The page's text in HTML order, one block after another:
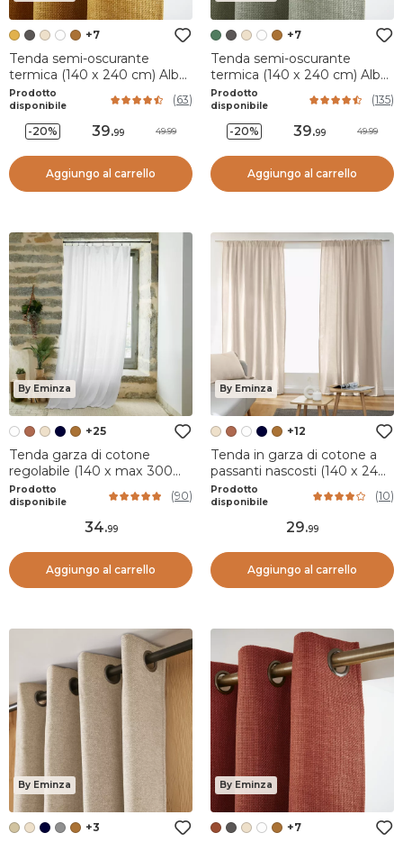
+7
Tenda semi-oscurante
termica (140 x 240 cm) Alba
Giallo senape
Prodotto
disponibile
(63)
-20% 39.99 49.99
Aggiungo al carrello
+7
Tenda semi-oscurante
termica (140 x 240 cm) Alba
Verde rosmarino
Prodotto
disponibile
(135)
-20% 39.99 49.99
Aggiungo al carrello
By Eminza
+25
Tenda garza di cotone
regolabile (140 x max 300
cm) Gaïa Bianco chantilly
Prodotto
disponibile
(90)
34.99
Aggiungo al carrello
By Eminza
+12
Tenda in garza di cotone a
passanti nascosti (140 x 240
cm) Gaïa Beige pampa
Prodotto
disponibile
(10)
29.99
Aggiungo al carrello
By Eminza
+3
By Eminza
+7